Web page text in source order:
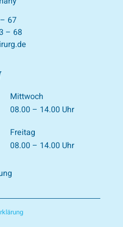
67
– 68
Mittwoch
08.00 – 14.00 Uhr
Freitag
08.00 – 14.00 Uhr